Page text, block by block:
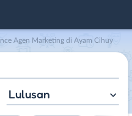
Agen Marketing di Ayam Cihuy
Lulusan